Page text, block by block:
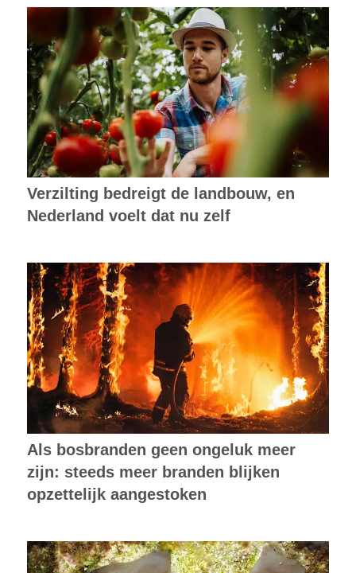
Verzilting bedreigt de landbouw, en
Nederland voelt dat nu zelf
Als bosbranden geen ongeluk meer
zijn: steeds meer branden blijken
opzettelijk aangestoken